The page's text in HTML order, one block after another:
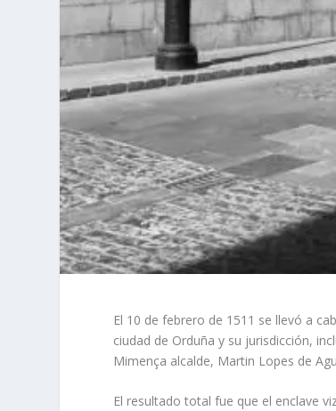
El 10 de febrero de 1511 se llevó a
ciudad de Orduña y su jurisdicción,
Mimença alcalde, Martin Lopes de
El resultado total fue que el enclave